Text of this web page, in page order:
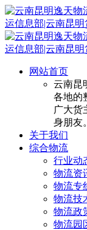
网站首页
云南昆
各地的
广大货
身朋友。
关于我们
综合物流
行业动
物流资
物流专
物流技
物流政
物流园